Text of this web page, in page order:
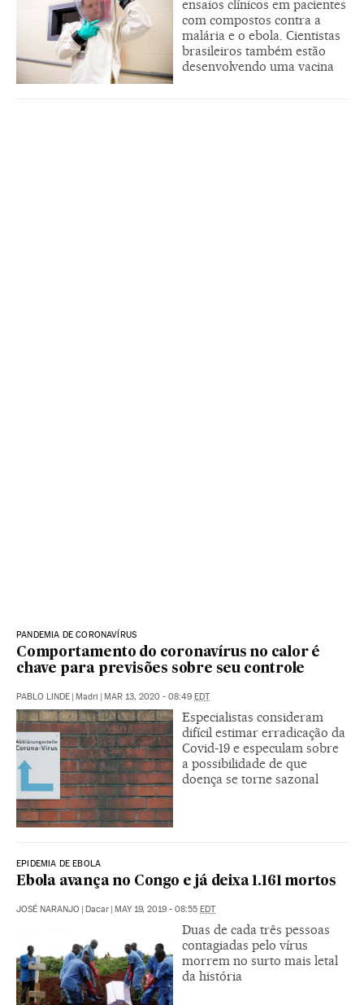
ensaios clínicos em pacientes
com compostos contra a
malária e o ebola. Cientistas
brasileiros também estão
desenvolvendo uma vacina
PANDEMIA DE CORONAVÍRUS
Comportamento do coronavírus no calor é
chave para previsões sobre seu controle
PABLO LINDE | Madri | MAR 13, 2020 - 08:49 EDT
Especialistas consideram
difícil estimar erradicação da
Covid-19 e especulam sobre
a possibilidade de que
doença se torne sazonal
EPIDEMIA DE EBOLA
Ebola avança no Congo e já deixa 1.161 mortos
JOSÉ NARANJO | Dacar | MAY 19, 2019 - 08:55 EDT
Duas de cada três pessoas
contagiadas pelo vírus
morrem no surto mais letal
da história